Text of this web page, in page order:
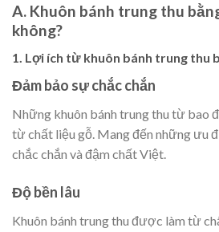
A. Khuôn bánh trung thu
không?
1. Lợi ích từ khuôn bánh trung thu
Đảm bảo sự chắc chắn
Những khuôn bánh trung thu từ bao
từ chất liệu gỗ. Mang đến những ưu
chắc chắn và đậm chất Việt.
Độ bền lâu
Khuôn bánh trung thu được làm từ